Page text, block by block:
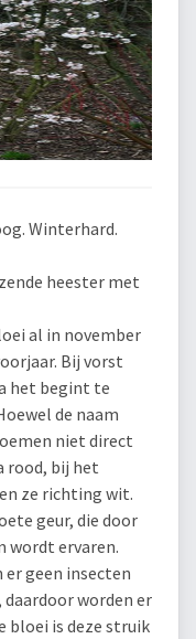
Winterhard.
heester met
al in november
Bij vorst
het begint te
de naam
niet direct
rood, bij het
ze richting wit.
geur, die door
wordt ervaren.
geen insecten
worden er
bloei is deze struik